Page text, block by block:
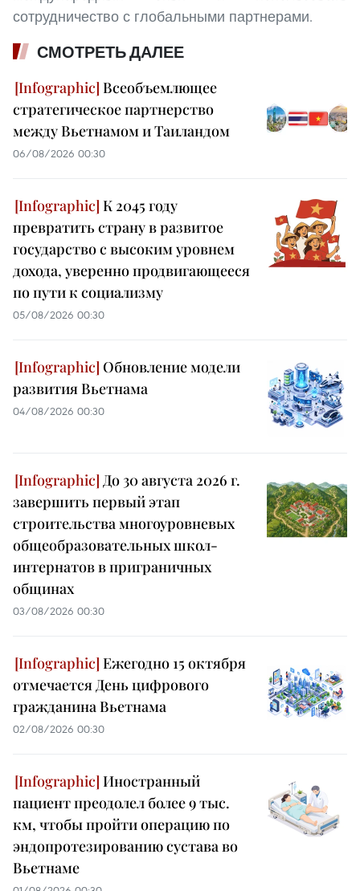
сотрудничество с глобальными партнерами.
СМОТРЕТЬ ДАЛЕЕ
Всеобъемлющее
стратегическое партнерство
между Вьетнамом и Таиландом
06/08/2026 00:30
К 2045 году
превратить страну в развитое
государство с высоким уровнем
дохода, уверенно продвигающееся
по пути к социализму
05/08/2026 00:30
Обновление модели
развития Вьетнама
04/08/2026 00:30
До 30 августа 2026 г.
завершить первый этап
строительства многоуровневых
общеобразовательных школ-
интернатов в приграничных
общинах
03/08/2026 00:30
Ежегодно 15 октября
отмечается День цифрового
гражданина Вьетнама
02/08/2026 00:30
Иностранный
пациент преодолел более 9 тыс.
км, чтобы пройти операцию по
эндопротезированию сустава во
Вьетнаме